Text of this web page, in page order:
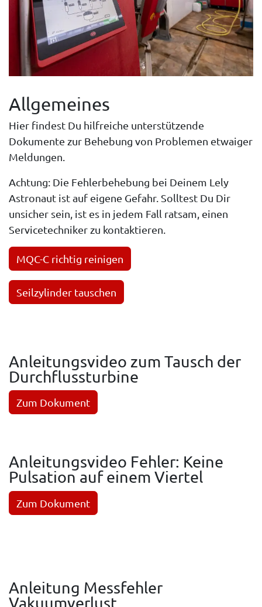
Allgemeines
Hier findest Du hilfreiche unterstützende
Dokumente zur Behebung von Problemen etwaiger
Meldungen.
Achtung: Die Fehlerbehebung bei Deinem Lely
Astronaut ist auf eigene Gefahr. Solltest Du Dir
unsicher sein, ist es in jedem Fall ratsam, einen
Servicetechniker zu kontaktieren.
MQC-C richtig reinigen
Seilzylinder tauschen
Anleitungsvideo zum Tausch der
Durchflussturbine
Zum Dokument
Anleitungsvideo Fehler: Keine
Pulsation auf einem Viertel
Zum Dokument
Anleitung Messfehler
Vakuumverlust